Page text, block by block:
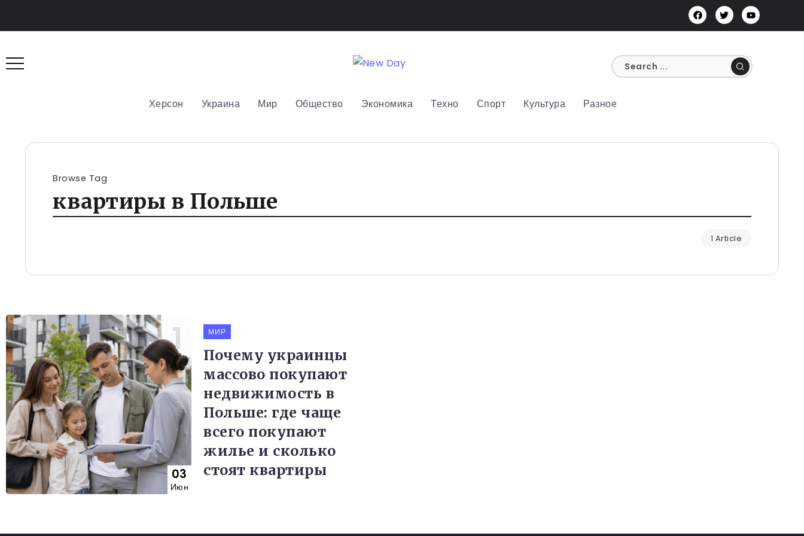
Херсон Украина Мир Общество Экономика Техно Спорт Культура Разное
Browse Tag
квартиры в Польше
1 Article
03
Июн
МИР
Почему украинцы
массово покупают
недвижимость в
Польше: где чаще
всего покупают
жилье и сколько
стоят квартиры